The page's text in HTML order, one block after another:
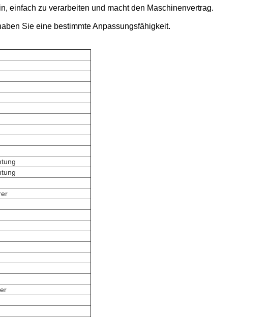
einfach zu verarbeiten und macht den Maschinenvertrag.
Sie eine bestimmte Anpassungsfähigkeit.